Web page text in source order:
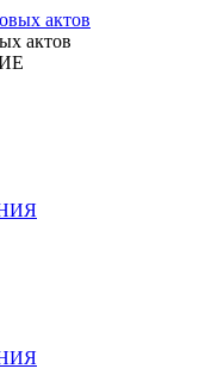
актов